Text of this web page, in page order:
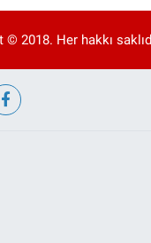
© 2018. Her hakkı